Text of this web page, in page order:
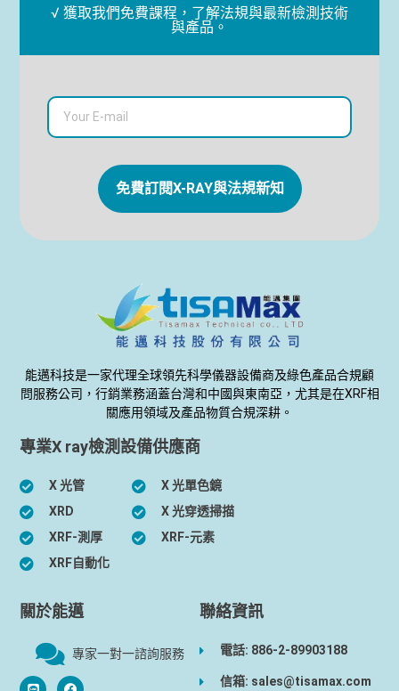
√ 獲取我們免費課程，了解法規與最新檢測技術
與產品。
免費訂閱X-RAY與法規新知
能邁科技是一家代理全球領先科學儀器設備商及綠色產品合規顧
問服務公司，行銷業務涵蓋台灣和中國與東南亞，尤其是在XRF相
關應用領域及產品物質合規深耕。
專業X ray檢測設備供應商
X 光管
XRD
XRF-測厚
XRF自動化
X 光單色鏡
X 光穿透掃描
XRF-元素
關於能邁
專家一對一諮詢服務
聯絡資訊
電話: 886-2-89903188
信箱: sales@tisamax.com